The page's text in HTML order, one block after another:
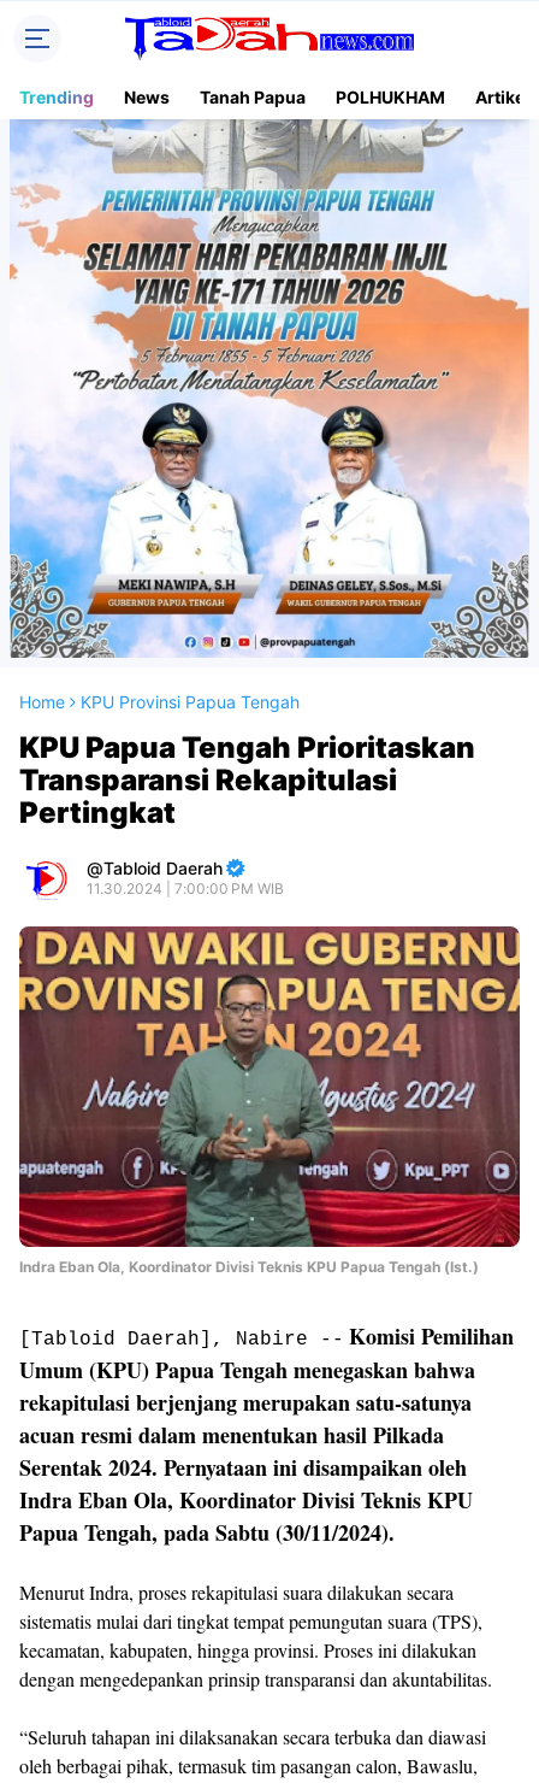
Trending News Tanah Papua POLHUKHAM Artikel
Home KPU Provinsi Papua Tengah
KPU Papua Tengah Prioritaskan
Transparansi Rekapitulasi
Pertingkat
Tabloid Daerah
11.30.2024 | 7:00:00 PM WIB
Indra Eban Ola, Koordinator Divisi Teknis KPU Papua Tengah (Ist.)
[Tabloid Daerah], Nabire --
Komisi Pemilihan
Umum (KPU) Papua Tengah menegaskan bahwa
rekapitulasi berjenjang merupakan satu-satunya
acuan resmi dalam menentukan hasil Pilkada
Serentak 2024. Pernyataan ini disampaikan oleh
Indra Eban Ola, Koordinator Divisi Teknis KPU
Papua Tengah, pada Sabtu (30/11/2024).
sistematis mulai dari tingkat tempat pemungutan suara (TPS),
kecamatan, kabupaten, hingga provinsi. Proses ini dilakukan